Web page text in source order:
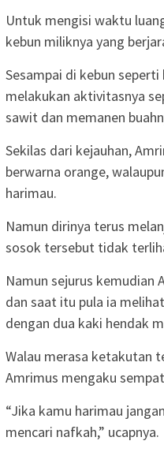
Untuk mengisi waktu
kebun miliknya yang
Sesampai di kebun
melakukan aktivitasnya
sawit dan memanen
Sekilas dari kejauhan,
berwarna orange,
harimau.
Namun dirinya terus
sosok tersebut tidak
Namun sejurus kemudian
dan saat itu pula ia
dengan dua kaki hendak
Walau merasa ketakutan
Amrimus mengaku
“Jika kamu harimau
mencari nafkah,” ucapnya.